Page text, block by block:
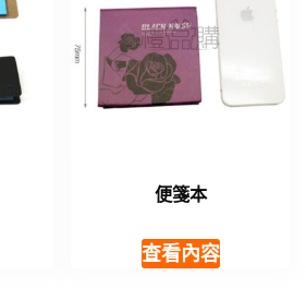
便箋本
查看內容